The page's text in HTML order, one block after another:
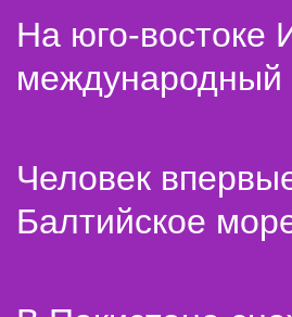
На юго-востоке
международный
Человек
Балтийское